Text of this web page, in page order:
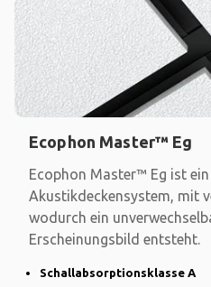
Ecophon Master™ Eg
Ecophon Master™ Eg ist
Akustikdeckensystem, mit
wodurch ein
Erscheinungsbild entsteht.
Schallabsorptionsklasse A